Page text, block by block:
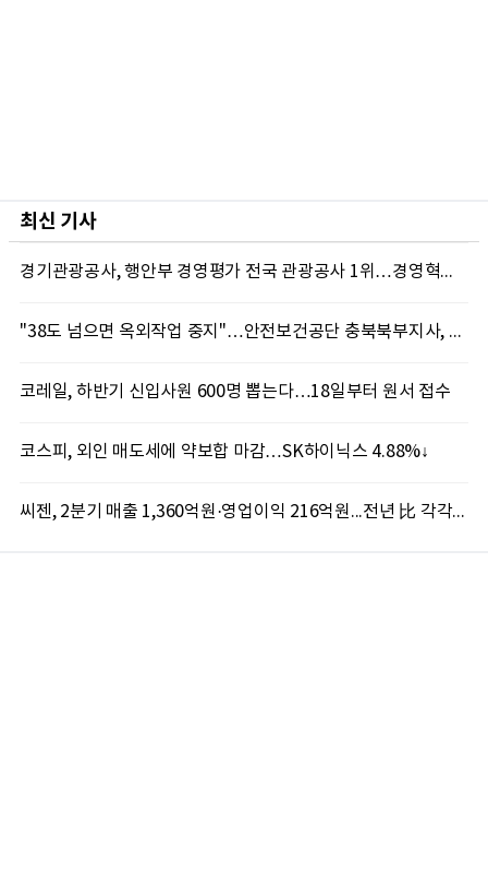
최신 기사
경기관광공사, 행안부 경영평가 전국 관광공사 1위…경영혁신 성과 인정
"38도 넘으면 옥외작업 중지"…안전보건공단 충북북부지사, 코레일과 폭염 예방 캠페인
코레일, 하반기 신입사원 600명 뽑는다…18일부터 원서 접수
코스피, 외인 매도세에 약보합 마감…SK하이닉스 4.88%↓
씨젠, 2분기 매출 1,360억원·영업이익 216억원...전년 比 각각 19.2%·586.4% 증가